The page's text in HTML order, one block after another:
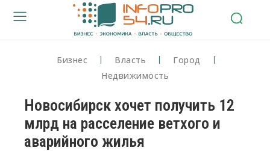
Бизнес Власть
Город
Недвижимость
Новосибирск хочет получить 12
млрд на расселение ветхого и
аварийного жилья